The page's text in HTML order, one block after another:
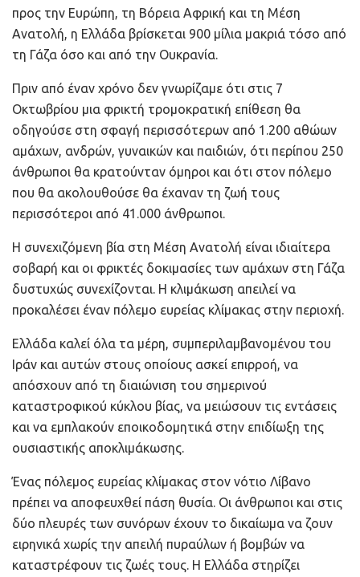
προς την Ευρώπη, τη Βόρεια Αφρική και τη Μέση
Ανατολή, η Ελλάδα βρίσκεται 900 μίλια μακριά τόσο από
τη Γάζα όσο και από την Ουκρανία.
Πριν από έναν χρόνο δεν γνωρίζαμε ότι στις 7
Οκτωβρίου μια φρικτή τρομοκρατική επίθεση θα
οδηγούσε στη σφαγή περισσότερων από 1.200 αθώων
αμάχων, ανδρών, γυναικών και παιδιών, ότι περίπου 250
άνθρωποι θα κρατούνταν όμηροι και ότι στον πόλεμο
που θα ακολουθούσε θα έχαναν τη ζωή τους
περισσότεροι από 41.000 άνθρωποι.
Η συνεχιζόμενη βία στη Μέση Ανατολή είναι ιδιαίτερα
σοβαρή και οι φρικτές δοκιμασίες των αμάχων στη Γάζα
δυστυχώς συνεχίζονται. Η κλιμάκωση απειλεί να
προκαλέσει έναν πόλεμο ευρείας κλίμακας στην περιοχή.
Ελλάδα καλεί όλα τα μέρη, συμπεριλαμβανομένου του
Ιράν και αυτών στους οποίους ασκεί επιρροή, να
απόσχουν από τη διαιώνιση του σημερινού
καταστροφικού κύκλου βίας, να μειώσουν τις εντάσεις
και να εμπλακούν εποικοδομητικά στην επιδίωξη της
ουσιαστικής αποκλιμάκωσης.
Ένας πόλεμος ευρείας κλίμακας στον νότιο Λίβανο
πρέπει να αποφευχθεί πάση θυσία. Οι άνθρωποι και στις
δύο πλευρές των συνόρων έχουν το δικαίωμα να ζουν
ειρηνικά χωρίς την απειλή πυραύλων ή βομβών να
καταστρέφουν τις ζωές τους. Η Ελλάδα στηρίζει